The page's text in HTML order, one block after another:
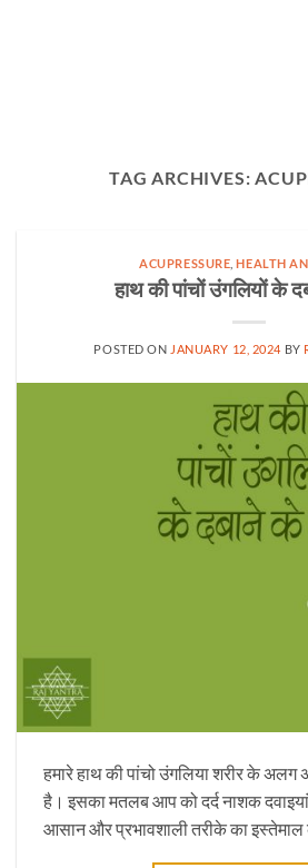
TAG ARCHIVES:
ACUPRESSURE ,HEALTH
हाथ की पांचों उंगलियों के
POSTED ON JANUARY 12, 2024 BY
हमारे हाथ की पांचो उंगलिया शरीर के अलग
है। इसका मतलब आप को दर्द नाशक
आसान और प्रभावशाली तरीके का इस्तेमाल